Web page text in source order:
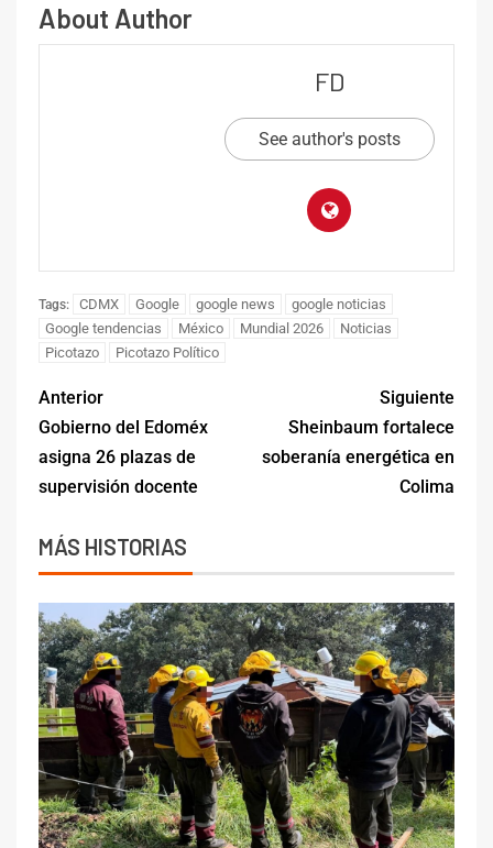
About Author
FD
See author's posts
Tags: CDMX Google google news
google noticias
Google tendencias
México Mundial 2026
Noticias
Picotazo
Picotazo Político
Anterior
Gobierno del Edoméx
asigna 26 plazas de
supervisión docente
Siguiente
Sheinbaum fortalece
soberanía energética en
Colima
MÁS HISTORIAS